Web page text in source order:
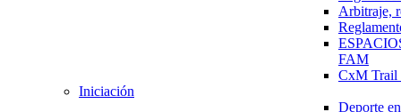
Arbitraje,
FAM
CxM
Iniciación
Deporte